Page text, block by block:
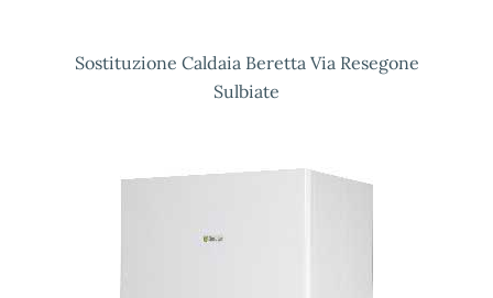
Sostituzione Caldaia Beretta Via Resegone
Sulbiate